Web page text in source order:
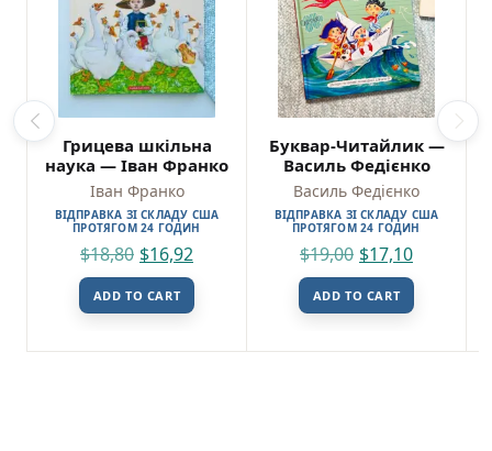
Грицева шкільна
наука — Іван Франко
Іван Франко
ВІДПРАВКА ЗІ СКЛАДУ США
ПРОТЯГОМ 24 ГОДИН
$18,80 $16,92
ADD TO CART
Буквар-Читайлик —
Василь Федієнко
Василь Федієнко
ВІДПРАВКА ЗІ СКЛАДУ США
ПРОТЯГОМ 24 ГОДИН
$19,00 $17,10
ADD TO CART